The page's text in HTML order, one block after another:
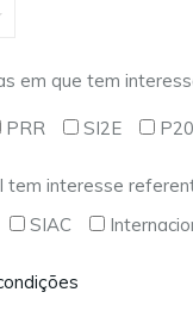
em que tem
PRR SI2E
tem interesse
SIAC